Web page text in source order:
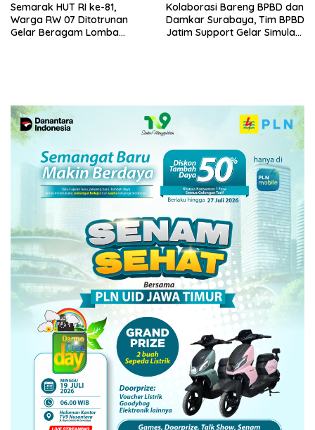
Semarak HUT RI ke-81,
Warga RW 07 Ditotrunan
Gelar Beragam Lomba
Kolaborasi Bareng BPBD dan
Damkar Surabaya, Tim BPBD
Jatim Support Gelar Simulasi